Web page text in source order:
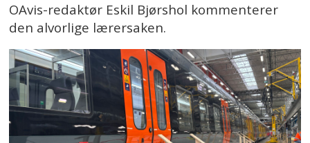
OAvis-redaktør Eskil Bjørshol kommenterer
den alvorlige lærersaken.